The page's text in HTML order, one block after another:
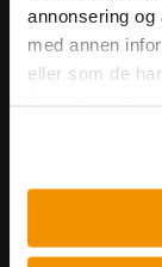
annonsering
med annen
eller som de
Meld
Nerliens